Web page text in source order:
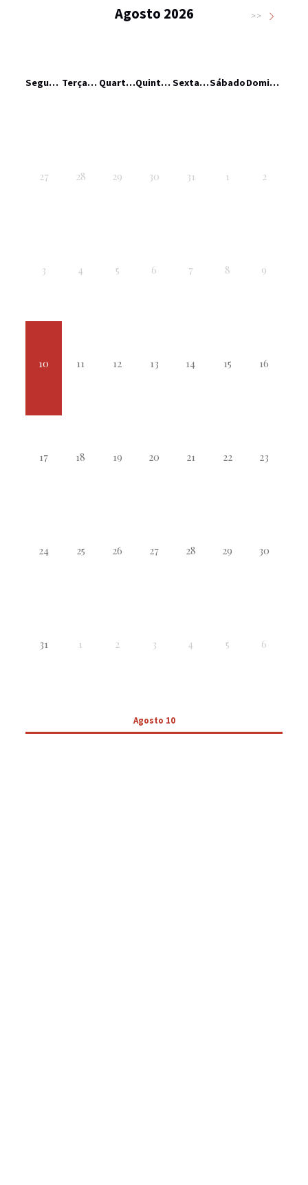
Agosto 2026 >>
Segunda-feira Terça-feira Quarta-feira Quinta-feira Sexta-feiraSábado Domingo
27 28 29 30 31 1 2
3 4 5 6 7 8 9
10 11 12 13 14 15 16
17 18 19 20 21 22 23
24 25 26 27 28 29 30
31 1 2 3 4 5 6
Agosto 10